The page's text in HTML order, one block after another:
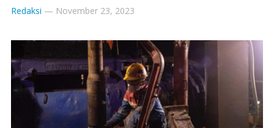
Redaksi — November 23, 2023